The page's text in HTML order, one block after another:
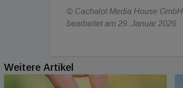
© Cachalot Media House
bearbeitet am 29. Januar 2026
Weitere Artikel